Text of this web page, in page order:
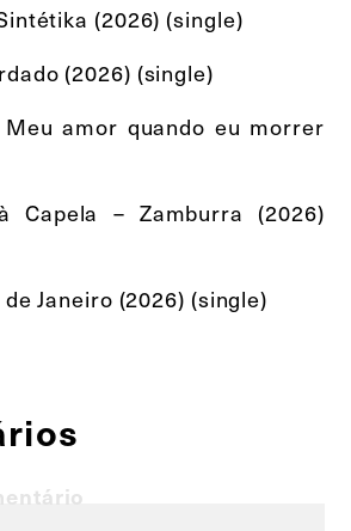
(2026) (single)
(2026) (single)
amor quando eu morrer
Capela – Zamburra (2026)
de Janeiro (2026) (single)